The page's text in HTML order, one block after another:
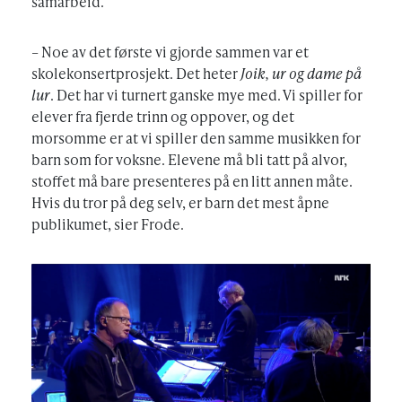
– Noe av det første vi gjorde sammen var et
skolekonsertprosjekt. Det heterJoik, ur og dame på
lur. Det har vi turnert ganske mye med. Vi spiller for
elever fra fjerde trinn og oppover, og det
morsomme er at vi spiller den samme musikken for
barn som for voksne. Elevene må bli tatt på alvor,
stoffet må bare presenteres på en litt annen måte.
Hvis du tror på deg selv, er barn det mest åpne
publikumet, sier Frode.